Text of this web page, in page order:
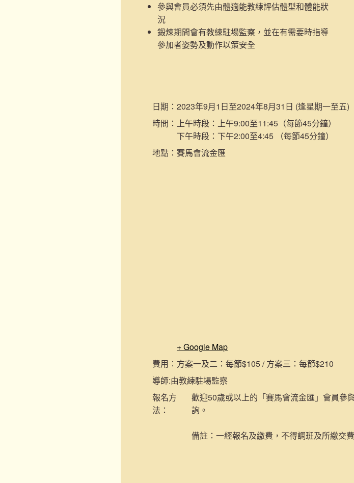
參與會員必須先由體適能教練評估體型和體能狀
況
鍛煉期間會有教練駐場監察，並在有需要時指導
參加者姿勢及動作以策安全
日期： 2023年9月1日至2024年8月31日 (逢星期一至五)
時間： 上午時段：上午9:00至11:45（每節45分鐘）
下午時段：下午2:00至4:45 （每節45分鐘）
地點： 賽馬會流金匯
+ Google Map
費用︰ 方案一及二：每節$105 / 方案三：每節$210
導師:由教練駐場監察
報名方
法：
歡迎50歲或以上的「賽馬會流金匯」會員參
詢。
備註：一經報名及繳費，不得調班及所繳交